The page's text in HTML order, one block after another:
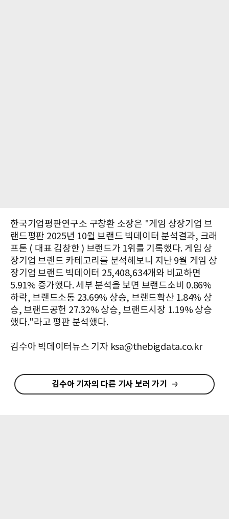
한국기업평판연구소 구창환 소장은 "게임 상장기업 브
랜드평판 2025년 10월 브랜드 빅데이터 분석결과, 크래
프톤 ( 대표 김창한 ) 브랜드가 1위를 기록했다. 게임 상
장기업 브랜드 카테고리를 분석해보니 지난 9월 게임 상
장기업 브랜드 빅데이터 25,408,634개와 비교하면
5.91% 증가했다. 세부 분석을 보면 브랜드소비 0.86%
하락, 브랜드소통 23.69% 상승, 브랜드확산 1.84% 상
승, 브랜드공헌 27.32% 상승, 브랜드시장 1.19% 상승
했다."라고 평판 분석했다.
김수아 빅데이터뉴스 기자 ksa@thebigdata.co.kr
김수아 기자의 다른 기사 보러 가기